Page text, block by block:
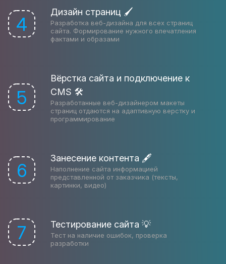
4
Дизайн страниц 🖌
Разработка веб-дизайна для всех страниц
сайта. Формирование нужного впечатления
фактами и образами
5
Вёрстка сайта и подключение к
CMS 🛠
Разработанные веб-дизайнером макеты
страниц отдаются на адаптивную верстку и
программирование
6
Занесение контента 🖋
Наполнение сайта информацией
представленной от заказчика (тексты,
картинки, видео)
7 Тестирование сайта 💡
Тест на наличие ошибок, проверка
разработки